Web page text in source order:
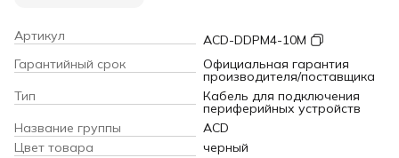
Артикул
ACD-DDPM4-10M
Гарантийный срок
Официальная гарантия
производителя/поставщика
Тип
Кабель для подключения
периферийных устройств
Название группы
ACD
Цвет товара
черный